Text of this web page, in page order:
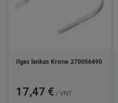
Ilgas lankas Krone 270056490
Kaina
17,47 € / VNT